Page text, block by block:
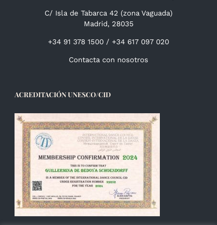
C/ Isla de Tabarca 42 (zona Vaguada)
Madrid, 28035
+34 91 378 1500 / +34 617 097 020
Contacta con nosotros
ACREDITACIÓN UNESCO/CID